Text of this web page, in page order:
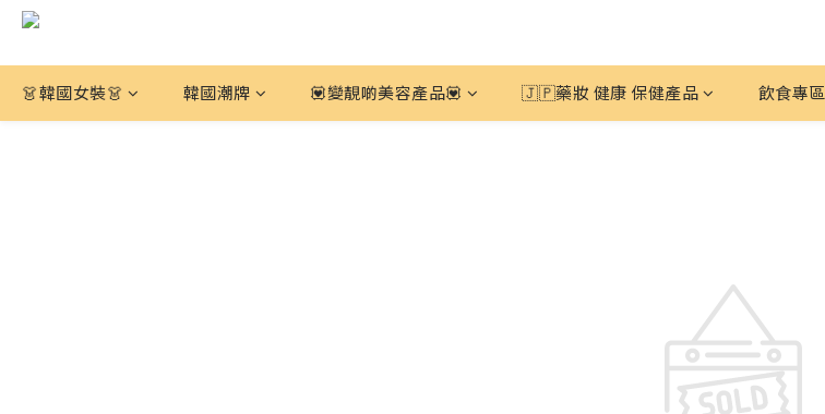
👗韓國女裝👗 韓國潮牌 💟變靚啲美容產品💟 🇯🇵藥妝 健康 保健產品 飲食專區